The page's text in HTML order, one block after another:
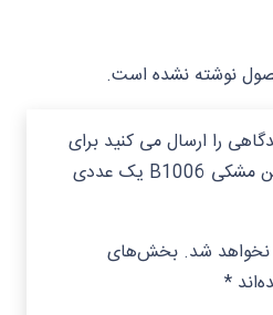
نوشته نشده است.
را ارسال می کنید برای
“ظرف سوپ خوری ملامین مشکی B1006 یک عددی
نخواهد شد. بخش‌های
*